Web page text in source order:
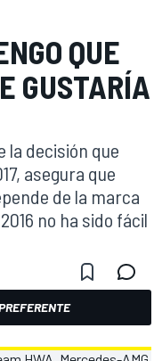
QUE
GUSTARÍA
la decisión que
asegura que
de la marca
no ha sido fácil